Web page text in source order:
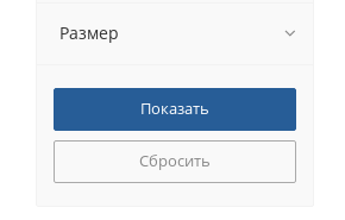
Размер
Сбросить